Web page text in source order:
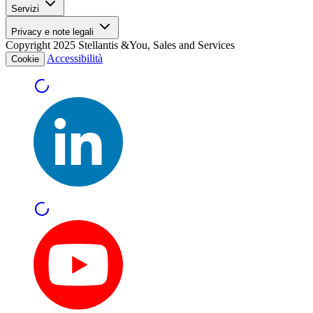
Servizi
Privacy e note legali
Copyright 2025 Stellantis &You, Sales and Services
Cookie Accessibilità